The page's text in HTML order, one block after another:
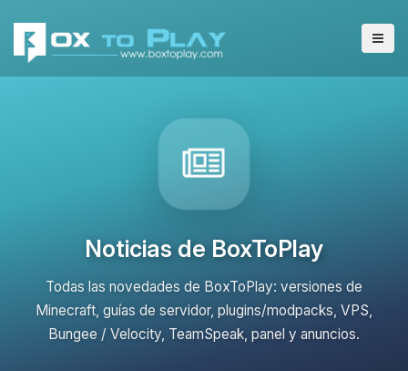
Noticias de BoxToPlay
Todas las novedades de BoxToPlay: versiones de
Minecraft, guías de servidor, plugins/modpacks, VPS,
Bungee / Velocity, TeamSpeak, panel y anuncios.